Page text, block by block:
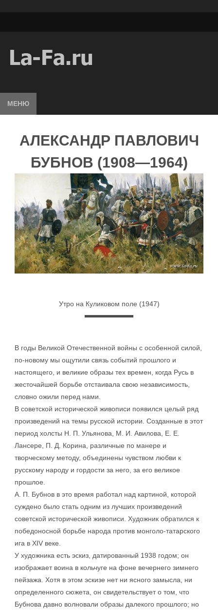
МЕНЮ
АЛЕКСАНДР ПАВЛОВИЧ
БУБНОВ (1908—1964)
Утро на Куликовом поле (1947)
В годы Великой Отечественной войны с особенной силой,
по-новому мы ощутили связь событий прошлого и
настоящего, и великие образы тех времен, когда Русь в
жесточайшей борьбе отстаивала свою независимость,
словно ожили перед нами.
В советской исторической живописи появился целый ряд
произведений на темы русской истории. Созданные в этот
период холсты Н. П. Ульянова, М. И. Авилова, Е. Е.
Лансере, П. Д. Корина, различные по манере и
творческому методу, объединены чувством любви к
русскому народу и гордости за него, за его великое
прошлое.
А. П. Бубнов в это время работал над картиной, которой
суждено было стать одним из лучших произведений
советской исторической живописи. Художник обратился к
победоносной борьбе народа против монголо-татарского
ига в XIV веке.
У художника есть эскиз, датированный 1938 годом; он
изображает воина в кольчуге на фоне вечернего зимнего
пейзажа. Хотя в этом эскизе нет ни ясного замысла, ни
определенного сюжета, он свидетельствует о том, что
Бубнова давно волновали образы далекого прошлого; но